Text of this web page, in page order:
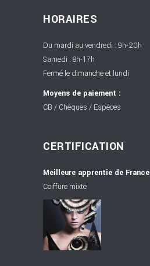
HORAIRES
Du mardi au vendredi : 9h-20h
Samedi : 8h-17h
Fermé le dimanche et lundi
Moyens de paiement :
CB / Chèques / Espèces
CERTIFICATION
Meilleure apprentie de France
Coiffure mixte